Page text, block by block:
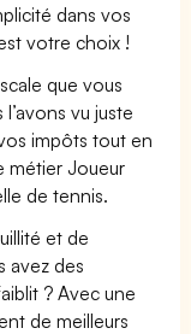
dans vos
votre choix !
que vous
vu juste
impôts tout en
métier Joueur
de tennis.
et de
avez des
? Avec une
de meilleurs